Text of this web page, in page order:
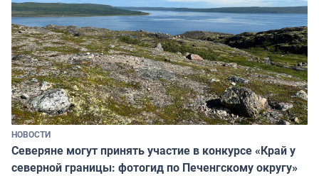
НОВОСТИ
Северяне могут принять участие в конкурсе «Край у
северной границы: фотогид по Печенгскому округу»